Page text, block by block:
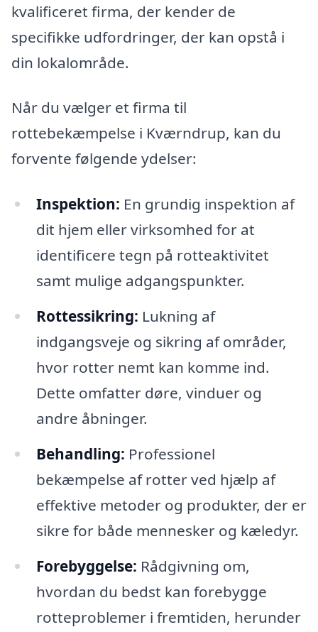
kvalificeret firma, der kender de
specifikke udfordringer, der kan opstå i
din lokalområde.
Når du vælger et firma til
rottebekæmpelse i Kværndrup, kan du
forvente følgende ydelser:
Inspektion: En grundig inspektion af
dit hjem eller virksomhed for at
identificere tegn på rotteaktivitet
samt mulige adgangspunkter.
Rottessikring: Lukning af
indgangsveje og sikring af områder,
hvor rotter nemt kan komme ind.
Dette omfatter døre, vinduer og
andre åbninger.
Behandling: Professionel
bekæmpelse af rotter ved hjælp af
effektive metoder og produkter, der er
sikre for både mennesker og kæledyr.
Forebyggelse: Rådgivning om,
hvordan du bedst kan forebygge
rotteproblemer i fremtiden, herunder